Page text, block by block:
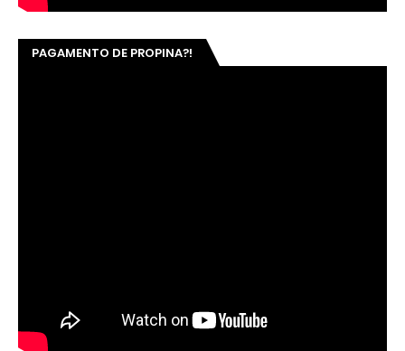
PAGAMENTO DE PROPINA?!